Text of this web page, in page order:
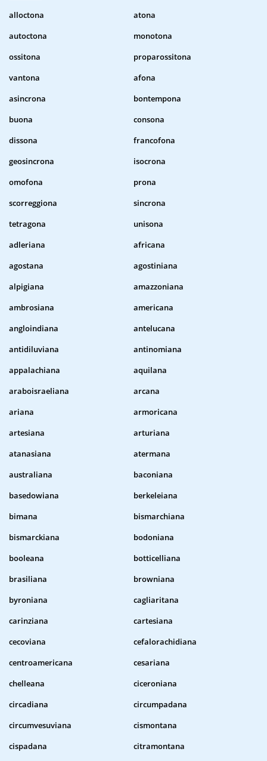
alloctona
atona
autoctona
monotona
ossitona
proparossitona
vantona
afona
asincrona
bontempona
buona
consona
dissona
francofona
geosincrona
isocrona
omofona
prona
scorreggiona
sincrona
tetragona
unisona
adleriana
africana
agostana
agostiniana
alpigiana
amazzoniana
ambrosiana
americana
angloindiana
antelucana
antidiluviana
antinomiana
appalachiana
aquilana
araboisraeliana
arcana
ariana
armoricana
artesiana
arturiana
atanasiana
atermana
australiana
baconiana
basedowiana
berkeleiana
bimana
bismarchiana
bismarckiana
bodoniana
booleana
botticelliana
brasiliana
browniana
byroniana
cagliaritana
carinziana
cartesiana
cecoviana
cefalorachidiana
centroamericana
cesariana
chelleana
ciceroniana
circadiana
circumpadana
circumvesuviana
cismontana
cispadana
citramontana